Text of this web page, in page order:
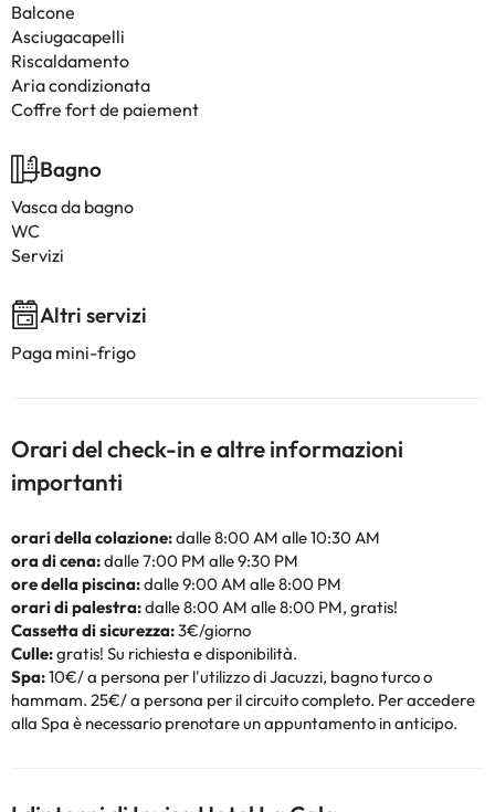
Balcone
Asciugacapelli
Riscaldamento
Aria condizionata
Coffre fort de paiement
Bagno
Vasca da bagno
WC
Servizi
Altri servizi
Paga mini-frigo
Orari del check-in e altre informazioni
importanti
orari della colazione:dalle 8:00 AM alle 10:30 AM
ora di cena:dalle 7:00 PM alle 9:30 PM
ore della piscina:dalle 9:00 AM alle 8:00 PM
orari di palestra:dalle 8:00 AM alle 8:00 PM, gratis!
Cassetta di sicurezza:3€/giorno
Culle:gratis! Su richiesta e disponibilità.
Spa:10€/ a persona per l'utilizzo di Jacuzzi, bagno turco o
hammam. 25€/ a persona per il circuito completo. Per accedere
alla Spa è necessario prenotare un appuntamento in anticipo.